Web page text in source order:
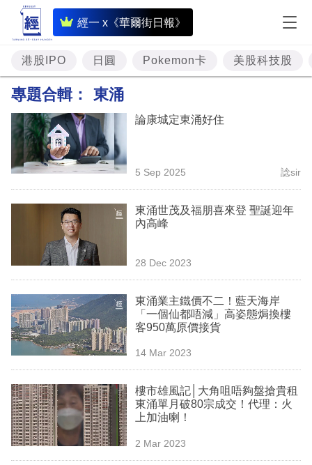
經一 x《華爾街日報》
即
時
財
經
題
投
資
樓
理
商
業
科
技
職
場
生
港股IPO 日圓 Pokemon卡 美股科技股
專題合輯： 東涌
論康城定東涌好住
5 Sep 2025 諗sir
東涌世茂及福朋喜來登 聖誕迎年
內高峰
28 Dec 2023
東涌業主鐵價不二！藍天海岸
「一個仙都唔減」高姿態焗換樓
客950萬原價接貨
14 Mar 2023
樓市雄風記│大角咀唔夠盤搶貴租
東涌單月破80宗成交！代理：火
上加油喇！
2 Mar 2023